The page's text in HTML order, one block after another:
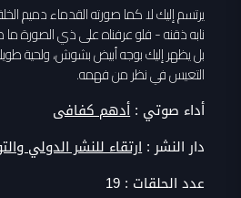
يرتسم إليك لا كما صورته القدماء دميم
نابه ذقنه - فلو عرفناه على ذي الصورة ما
بل يظهر إليك بوجه أبيض بشوش، ولحية
التعيس في نظر من فهمه.
أداء صوتي :أدهم كفافى
دار النشر :ارتقاء للنشر الدولي
عدد الحلقات : 19